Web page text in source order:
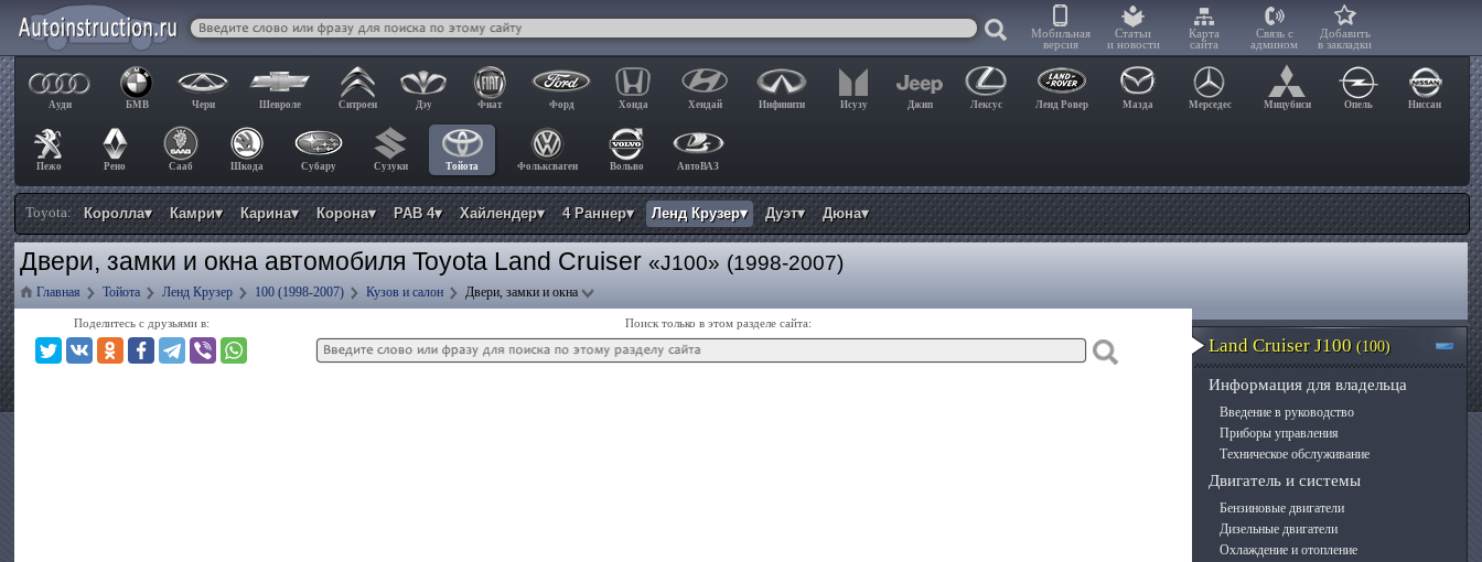
Мобильная
версия
Статьи
и новости
Карта
сайта
Связь с
админом
Добавить
в закладки
Ауди БМВ Чери Шевроле Ситроен Дэу Фиат Форд Хонда Хендай Инфинити Исузу Джип Лексус Ленд Ровер Мазда Мерседес Мицубиси Опель Ниссан
Пежо Рено Сааб Шкода Субару Сузуки Тойота Фольксваген Вольво АвтоВАЗ
Toyota: Королла▾ Камри▾ Карина▾ Корона▾ РАВ 4▾ Хайлендер▾ 4 Раннер▾ Ленд Крузер▾ Дуэт▾ Дюна▾
Двери, замки и окна автомобиля Toyota Land Cruiser«J100» (1998-2007)
Главная Тойота Ленд Крузер 100 (1998-2007) Кузов и салон Двери, замки и окна
Поделитесь с друзьями в: Поиск только в этом разделе сайта:
Land Cruiser J100 (100)
Информация для владельца
Введение в руководство
Приборы управления
Техническое обслуживание
Двигатель и системы
Бензиновые двигатели
Дизельные двигатели
Охлаждение и отопление